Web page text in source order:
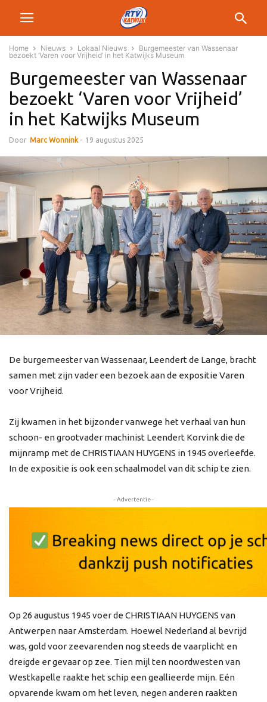
Home Nieuws Lokaal Nieuws
Burgemeester van Wassenaar
bezoekt ‘Varen voor Vrijheid’ in het Katwijks Museum
Burgemeester van Wassenaar
bezoekt ‘Varen voor Vrijheid’
in het Katwijks Museum
Door Marc Wonnink - 19 augustus 2025
De burgemeester van Wassenaar, Leendert de Lange, bracht
samen met zijn vader een bezoek aan de expositie Varen
voor Vrijheid.
Zij kwamen in het bijzonder vanwege het verhaal van hun
schoon- en grootvader machinist Leendert Korvink die de
mijnramp met de CHRISTIAAN HUYGENS in 1945 overleefde.
In de expositie is ook een schaalmodel van dit schip te zien.
- Advertentie -
Op 26 augustus 1945 voer de CHRISTIAAN HUYGENS van
Antwerpen naar Amsterdam. Hoewel Nederland al bevrijd
was, gold voor zeevarenden nog steeds de vaarplicht en
dreigde er gevaar op zee. Tien mijl ten noordwesten van
Westkapelle raakte het schip een geallieerde mijn. Eén
opvarende kwam om het leven, negen anderen raakten